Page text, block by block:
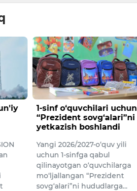
1-sinf o‘quvchilari uchun
“Prezident sovg‘alari”ni
yetkazish boshlandi
Yangi 2026/2027-o‘quv yili
uchun 1-sinfga qabul
qilinayotgan o‘quvchilarga
mo‘ljallangan “Prezident
sovg‘alari”ni hududlarga…